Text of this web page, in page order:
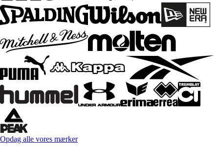
Opdag alle vores mærker